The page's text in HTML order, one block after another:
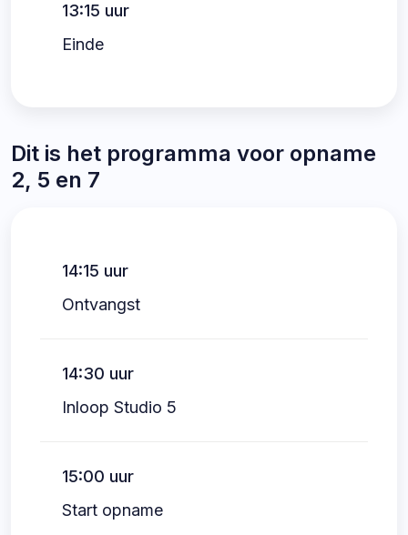
13:15 uur
Einde
Dit is het programma voor opname
2, 5 en 7
14:15 uur
Ontvangst
14:30 uur
Inloop Studio 5
15:00 uur
Start opname